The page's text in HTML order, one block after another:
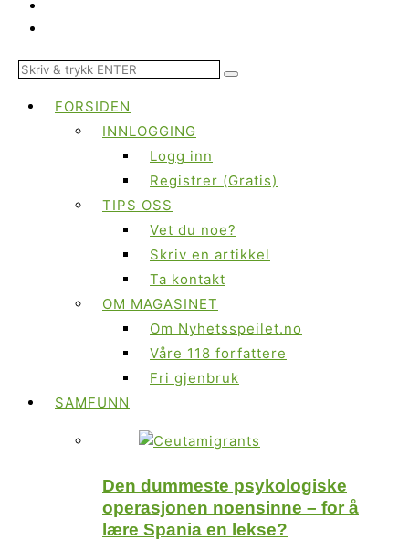
FORSIDEN
INNLOGGING
Logg inn
Registrer (Gratis)
TIPS OSS
Vet du noe?
Skriv en artikkel
Ta kontakt
OM MAGASINET
Om Nyhetsspeilet.no
Våre 118 forfattere
Fri gjenbruk
SAMFUNN
Den dummeste psykologiske
operasjonen noensinne – for å
lære Spania en lekse?